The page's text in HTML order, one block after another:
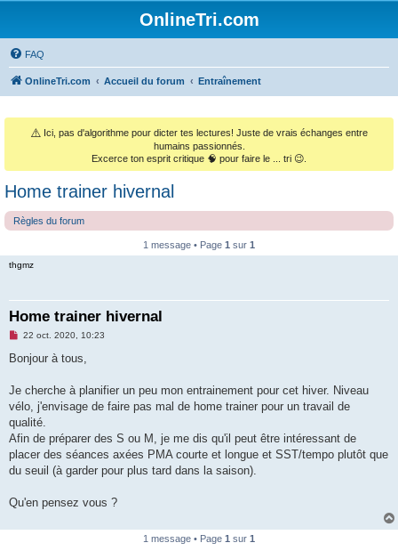
OnlineTri.com
FAQ
OnlineTri.com Accueil du forum Entraînement
⚠️ Ici, pas d'algorithme pour dicter tes lectures! Juste de vrais échanges entre
humains passionnés.
Excerce ton esprit critique 🧠 pour faire le ... tri 😉.
Home trainer hivernal
Règles du forum
1 message • Page 1 sur 1
thgmz
Home trainer hivernal
M
s
g
n
o
l
u
22 oct. 2020, 10:23
Bonjour à tous,
Je cherche à planifier un peu mon entrainement pour cet hiver. Niveau
vélo, j'envisage de faire pas mal de home trainer pour un travail de
qualité.
Afin de préparer des S ou M, je me dis qu'il peut être intéressant de
placer des séances axées PMA courte et longue et SST/tempo plutôt que
du seuil (à garder pour plus tard dans la saison).
Qu'en pensez vous ?
1 message • Page 1 sur 1